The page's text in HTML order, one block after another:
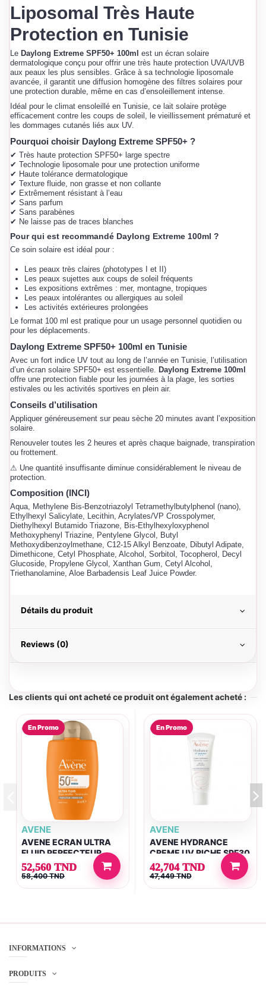
Liposomal Très Haute
Protection en Tunisie
Le Daylong Extreme SPF50+ 100ml est un écran solaire
dermatologique conçu pour offrir une très haute protection UVA/UVB
aux peaux les plus sensibles. Grâce à sa technologie liposomale
avancée, il garantit une diffusion homogène des filtres solaires pour
une protection durable, même en cas d’ensoleillement intense.
Idéal pour le climat ensoleillé en Tunisie, ce lait solaire protège
efficacement contre les coups de soleil, le vieillissement prématuré et
les dommages cutanés liés aux UV.
Pourquoi choisir Daylong Extreme SPF50+ ?
✔ Très haute protection SPF50+ large spectre
✔ Technologie liposomale pour une protection uniforme
✔ Haute tolérance dermatologique
✔ Texture fluide, non grasse et non collante
✔ Extrêmement résistant à l’eau
✔ Sans parfum
✔ Sans parabènes
✔ Ne laisse pas de traces blanches
Pour qui est recommandé Daylong Extreme 100ml ?
Ce soin solaire est idéal pour :
Les peaux très claires (phototypes I et II)
Les peaux sujettes aux coups de soleil fréquents
Les expositions extrêmes : mer, montagne, tropiques
Les peaux intolérantes ou allergiques au soleil
Les activités extérieures prolongées
Le format 100 ml est pratique pour un usage personnel quotidien ou
pour les déplacements.
Daylong Extreme SPF50+ 100ml en Tunisie
Avec un fort indice UV tout au long de l’année en Tunisie, l’utilisation
d’un écran solaire SPF50+ est essentielle.
Daylong Extreme 100ml
offre une protection fiable pour les journées à la plage, les sorties
estivales ou les activités sportives en plein air.
Conseils d’utilisation
Appliquer généreusement sur peau sèche 20 minutes avant l’exposition
solaire.
Renouveler toutes les 2 heures et après chaque baignade, transpiration
ou frottement.
⚠ Une quantité insuffisante diminue considérablement le niveau de
protection.
Composition (INCI)
Aqua, Methylene Bis-Benzotriazolyl Tetramethylbutylphenol (nano),
Ethylhexyl Salicylate, Lecithin, Acrylates/VP Crosspolymer,
Diethylhexyl Butamido Triazone, Bis-Ethylhexyloxyphenol
Methoxyphenyl Triazine, Pentylene Glycol, Butyl
Methoxydibenzoylmethane, C12-15 Alkyl Benzoate, Dibutyl Adipate,
Dimethicone, Cetyl Phosphate, Alcohol, Sorbitol, Tocopherol, Decyl
Glucoside, Propylene Glycol, Xanthan Gum, Cetyl Alcohol,
Triethanolamine, Aloe Barbadensis Leaf Juice Powder.
Détails du produit
Reviews (0)
Les clients qui ont acheté ce produit ont également acheté :
En Promo
AVENE
AVENE ECRAN ULTRA
FLUID PERFECTEUR
TEINTE SPF50+ 50ML
52,560 TND
58,400 TND
En Promo
AVENE
AVENE HYDRANCE
CREME UV RICHE SPF30
40ML
42,704 TND
47,449 TND
INFORMATIONS
PRODUITS